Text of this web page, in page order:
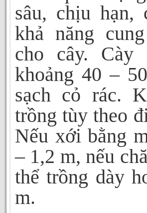
sâu, chịu hạn,
khả năng
cho cây. Cày
khoảng 40 –
sạch cỏ rác.
trồng tùy theo
Nếu xới bằng
– 1,2 m, nếu
thể trồng dày
m.